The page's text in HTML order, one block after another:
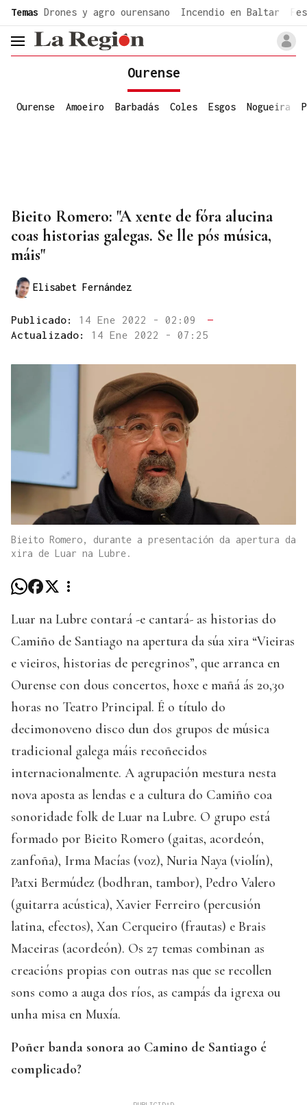
Temas Drones y agro ourensano Incendio en Baltar
header.menu.open
Ourense
Ourense Amoeiro Barbadás Coles Esgos Nogueira
Bieito Romero: "A xente de fóra alucina
coas historias galegas. Se lle pós música,
máis"
Elisabet Fernández
Publicado: 14 Ene 2022 - 02:09
—
Actualizado: 14 Ene 2022 - 07:25
Bieito Romero, durante a presentación da apertura da
xira de Luar na Lubre.
Luar na Lubre contará -e cantará- as historias do
Camiño de Santiago na apertura da súa xira “Vieiras
e vieiros, historias de peregrinos”, que arranca en
Ourense con dous concertos, hoxe e mañá ás 20,30
horas no Teatro Principal. É o título do
decimonoveno disco dun dos grupos de música
tradicional galega máis recoñecidos
internacionalmente. A agrupación mestura nesta
nova aposta as lendas e a cultura do Camiño coa
sonoridade folk de Luar na Lubre. O grupo está
formado por Bieito Romero (gaitas, acordeón,
zanfoña), Irma Macías (voz), Nuria Naya (violín),
Patxi Bermúdez (bodhran, tambor), Pedro Valero
(guitarra acústica), Xavier Ferreiro (percusión
latina, efectos), Xan Cerqueiro (frautas) e Brais
Maceiras (acordeón). Os 27 temas combinan as
creacións propias con outras nas que se recollen
sons como a auga dos ríos, as campás da igrexa ou
unha misa en Muxía.
Poñer banda sonora ao Camino de Santiago é
complicado?